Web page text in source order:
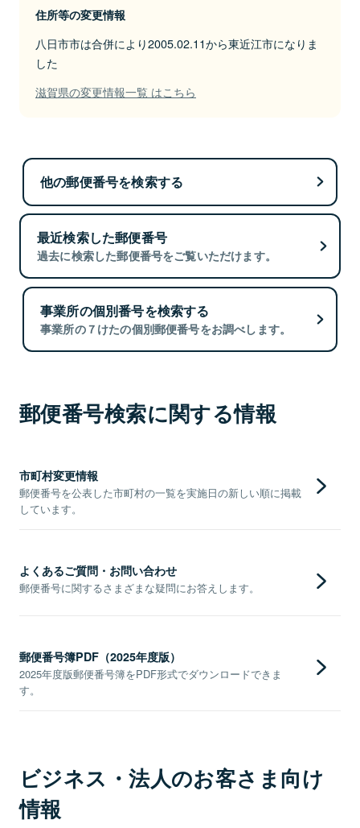
住所等の変更情報
八日市市は合併により2005.02.11から東近江市になりま
した
滋賀県の変更情報一覧 はこちら
他の郵便番号を検索する
最近検索した郵便番号
過去に検索した郵便番号をご覧いただけます。
事業所の個別番号を検索する
事業所の７けたの個別郵便番号をお調べします。
郵便番号検索に関する情報
市町村変更情報
郵便番号を公表した市町村の一覧を実施日の新しい順に掲載
しています。
よくあるご質問・お問い合わせ
郵便番号に関するさまざまな疑問にお答えします。
郵便番号簿PDF（2025年度版）
2025年度版郵便番号簿をPDF形式でダウンロードできま
す。
ビジネス・法人のお客さま向け
情報